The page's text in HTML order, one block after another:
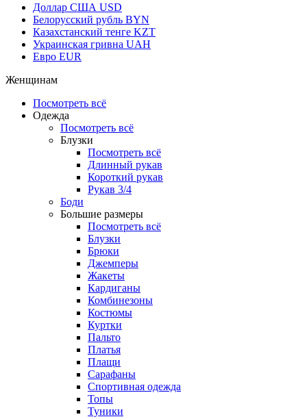
Доллар США USD
Белорусский рубль BYN
Казахстанский тенге KZT
Украинская гривна UAH
Евро EUR
Женщинам
Посмотреть всё
Одежда
Посмотреть всё
Блузки
Посмотреть всё
Длинный рукав
Короткий рукав
Рукав 3/4
Боди
Большие размеры
Посмотреть всё
Блузки
Брюки
Джемперы
Жакеты
Кардиганы
Комбинезоны
Костюмы
Куртки
Пальто
Платья
Плащи
Сарафаны
Спортивная одежда
Топы
Туники